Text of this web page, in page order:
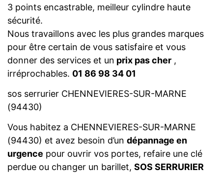
3 points encastrable, meilleur cylindre haute
sécurité.
Nous travaillons avec les plus grandes marques
pour être certain de vous satisfaire et vous
donner des services et un prix pas cher ,
irréprochables. 01 86 98 34 01
sos serrurier CHENNEVIERES-SUR-MARNE
(94430)
Vous habitez a CHENNEVIERES-SUR-MARNE
(94430) et avez besoin d’un dépannage en
urgence pour ouvrir vos portes, refaire une clé
perdue ou changer un barillet, SOS SERRURIER